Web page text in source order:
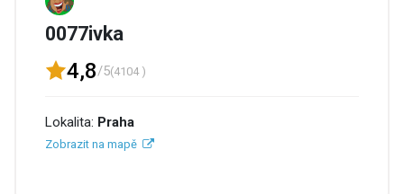
0077ivka
4,8/5(4104 )
Lokalita: Praha
Zobrazit na mapě